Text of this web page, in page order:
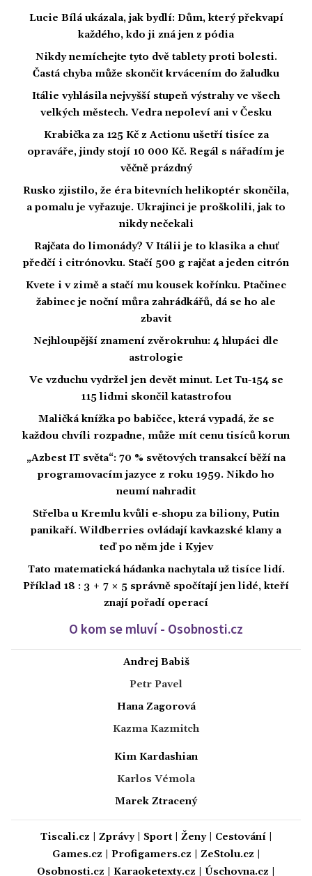
Lucie Bílá ukázala, jak bydlí: Dům, který překvapí
každého, kdo ji zná jen z pódia
Nikdy nemíchejte tyto dvě tablety proti bolesti.
Častá chyba může skončit krvácením do žaludku
Itálie vyhlásila nejvyšší stupeň výstrahy ve všech
velkých městech. Vedra nepoleví ani v Česku
Krabička za 125 Kč z Actionu ušetří tisíce za
opraváře, jindy stojí 10 000 Kč. Regál s nářadím je
věčně prázdný
Rusko zjistilo, že éra bitevních helikoptér skončila,
a pomalu je vyřazuje. Ukrajinci je proškolili, jak to
nikdy nečekali
Rajčata do limonády? V Itálii je to klasika a chuť
předčí i citrónovku. Stačí 500 g rajčat a jeden citrón
Kvete i v zimě a stačí mu kousek kořínku. Ptačinec
žabinec je noční můra zahrádkářů, dá se ho ale
zbavit
Nejhloupější znamení zvěrokruhu: 4 hlupáci dle
astrologie
Ve vzduchu vydržel jen devět minut. Let Tu-154 se
115 lidmi skončil katastrofou
Maličká knížka po babičce, která vypadá, že se
každou chvíli rozpadne, může mít cenu tisíců korun
„Azbest IT světa“: 70 % světových transakcí běží na
programovacím jazyce z roku 1959. Nikdo ho
neumí nahradit
Střelba u Kremlu kvůli e-shopu za biliony, Putin
panikaří. Wildberries ovládají kavkazské klany a
teď po něm jde i Kyjev
Tato matematická hádanka nachytala už tisíce lidí.
Příklad 18 : 3 + 7 × 5 správně spočítají jen lidé, kteří
znají pořadí operací
O kom se mluví - Osobnosti.cz
Andrej Babiš
Petr Pavel
Hana Zagorová
Kazma Kazmitch
Kim Kardashian
Karlos Vémola
Marek Ztracený
Tiscali.cz Zprávy| Sport| Ženy| Cestování|
Games.cz
Profigamers.cz ZeStolu.cz
Osobnosti.cz
Karaoketexty.cz Úschovna.cz